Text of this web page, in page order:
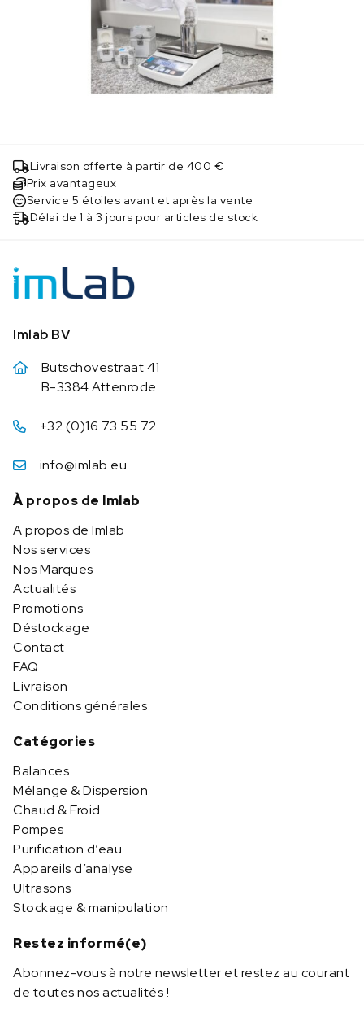
Livraison offerte à partir de 400 €
Prix avantageux
Service 5 étoiles avant et après la vente
Délai de 1 à 3 jours pour articles de stock
Imlab BV
Butschovestraat 41
B-3384 Attenrode
+32 (0)16 73 55 72
info@imlab.eu
À propos de Imlab
A propos de Imlab
Nos services
Nos Marques
Actualités
Promotions
Déstockage
Contact
FAQ
Livraison
Conditions générales
Catégories
Balances
Mélange & Dispersion
Chaud & Froid
Pompes
Purification d’eau
Appareils d’analyse
Ultrasons
Stockage & manipulation
Restez informé(e)
Abonnez-vous à notre newsletter et restez au courant
de toutes nos actualités !